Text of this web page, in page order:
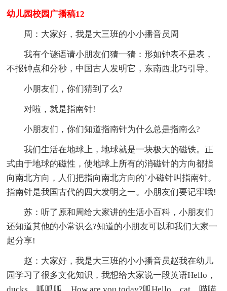
幼儿园校园广播稿12
周：大家好，我是大三班的小小播音员周
我有个谜语请小朋友们猜一猜：形如钟表不是表，
不报钟点和分秒，中国古人发明它，东南西北巧引导。
小朋友们，你们猜到了么?
对啦，就是指南针!
小朋友们，你们知道指南针为什么总是指南么?
我们生活在地球上，地球就是一块极大的磁铁。正
式由于地球的磁性，使地球上所有的消磁针的方向都指
向南北方向，人们把指向南北方向的`小磁针叫指南针。
指南针是我国古代的四大发明之一。小朋友们要记牢哦!
苏：听了原和周给大家讲的生活小百科，小朋友们
还知道其他的小常识么?知道的小朋友可以和我们大家一
起分享!
赵：大家好，我是大三班的小小播音员赵我在幼儿
园学习了很多文化知识，我想给大家说一段英语Hello，